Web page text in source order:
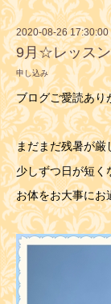
2020-08-26 17:30:00
9月☆レッス
申し込み
ブログご愛読あ
まだまだ残暑が厳
少しずつ日が短く
お体をお大事にお